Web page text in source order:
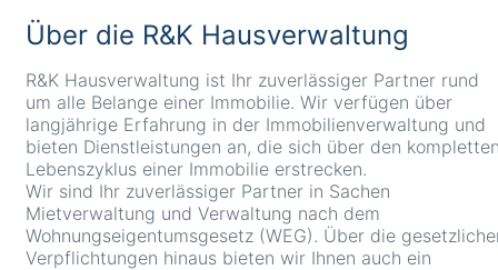
Über die R&K Hausverwaltung
R&K Hausverwaltung ist Ihr zuverlässiger Partner rund
um alle Belange einer Immobilie. Wir verfügen über
langjährige Erfahrung in der Immobilienverwaltung und
bieten Dienstleistungen an, die sich über den
Lebenszyklus einer Immobilie erstrecken.
Wir sind Ihr zuverlässiger Partner in Sachen
Mietverwaltung und Verwaltung nach dem
Wohnungseigentumsgesetz (WEG). Über die
Verpflichtungen hinaus bieten wir Ihnen auch ein